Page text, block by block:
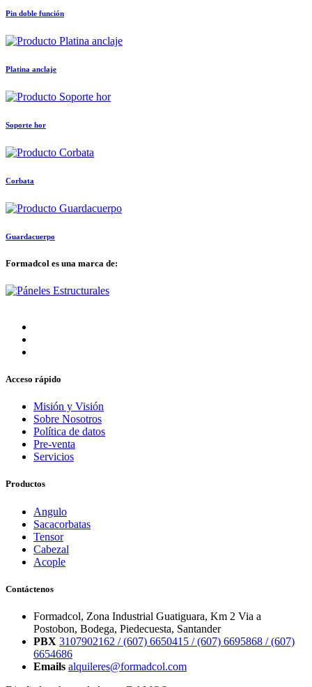
Pin doble función
Platina anclaje
Soporte hor
Corbata
Guardacuerpo
Formadcol es una marca de:
Acceso rápido
Misión y Visión
Sobre Nosotros
Política de datos
Pre-venta
Servicios
Productos
Angulo
Sacacorbatas
Tensor
Cabezal
Acople
Contáctenos
Formadcol, Zona Industrial Guatiguara, Km 2 Via a
Postobon, Bodega, Piedecuesta, Santander
PBX 3107902162 /(607) 6650415 /(607) 6695868 /(607)
6654686
Emails alquileres@formadcol.com